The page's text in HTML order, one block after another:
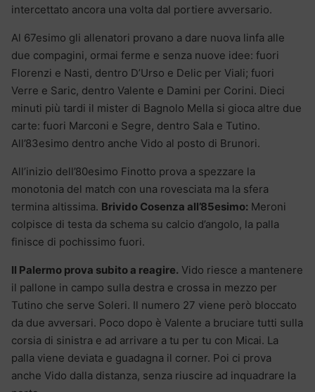
intercettato ancora una volta dal portiere avversario.
Al 67esimo gli allenatori provano a dare nuova linfa alle
due compagini, ormai ferme e senza nuove idee: fuori
Florenzi e Nasti, dentro D’Urso e Delic per Viali; fuori
Verre e Saric, dentro Valente e Damini per Corini. Dieci
minuti più tardi il mister di Bagnolo Mella si gioca altre due
carte: fuori Marconi e Segre, dentro Sala e Tutino.
All’83esimo dentro anche Vido al posto di Brunori.
All’inizio dell’80esimo Finotto prova a spezzare la
monotonia del match con una rovesciata ma la sfera
termina altissima. Brivido Cosenza all’85esimo: Meroni
colpisce di testa da schema su calcio d’angolo, la palla
finisce di pochissimo fuori.
Il Palermo prova subito a reagire. Vido riesce a mantenere
il pallone in campo sulla destra e crossa in mezzo per
Tutino che serve Soleri. Il numero 27 viene però bloccato
da due avversari. Poco dopo è Valente a bruciare tutti sulla
corsia di sinistra e ad arrivare a tu per tu con Micai. La
palla viene deviata e guadagna il corner. Poi ci prova
anche Vido dalla distanza, senza riuscire ad inquadrare la